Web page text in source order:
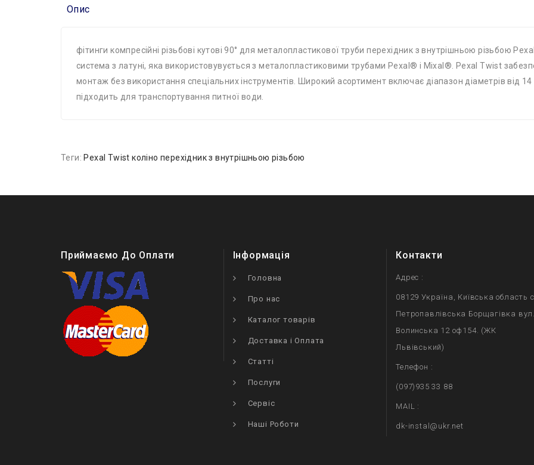
Опис
фітинги компресійні різьбові кутові 90° для металопластикової труби перехідник з внутрішньою різьбою
система з латуні, яка використовувується з металопластиковими трубами Pexal® і Mixal®. Pexal Twist
монтаж без використання спеціальних інструментів. Широкий асортимент включає діапазон діаметрів від
підходить для транспортування питної води.
Теги: Pexal Twist коліно перехідник з внутрішньою різьбою
Приймаємо До Оплати Інформація
Головна
Про нас
Каталог товарів
Доставка і Оплата
Статті
Послуги
Сервіс
Наші Роботи
Контакти
Адрес :
08129 Україна, Київська область
Петропавлівська Борщагівка
Волинська 12 оф154. (ЖК
Львівський)
Телефон :
(097)935 33 88
MAIL :
dk-instal@ukr.net